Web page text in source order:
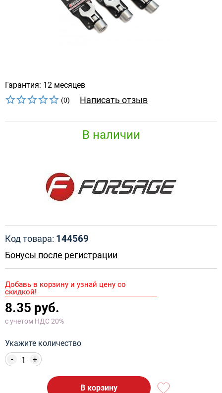
Гарантия: 12 месяцев
(0) Написать отзыв
В наличии
Код товара: 144569
Бонусы после регистрации
Добавь в корзину и узнай цену со
скидкой!
8.35 руб.
с учетом НДС 20%
Укажите количество
+
-
В корзину